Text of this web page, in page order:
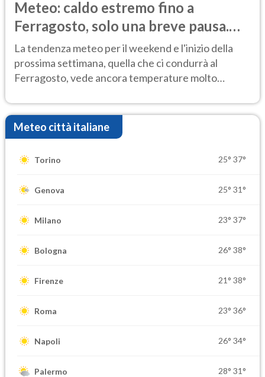
Meteo: caldo estremo fino a
Ferragosto, solo una breve pausa.
Ecco dove
La tendenza meteo per il weekend e l'inizio della
prossima settimana, quella che ci condurrà al
Ferragosto, vede ancora temperature molto
Meteo città italiane
Torino 25° 37°
Genova 25° 31°
Milano 23° 37°
Bologna 26° 38°
Firenze 21° 38°
Roma 23° 36°
Napoli 26° 34°
Palermo 28° 31°